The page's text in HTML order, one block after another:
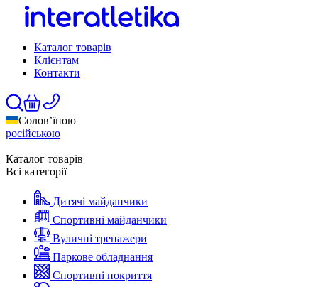
Каталог товарів
Клієнтам
Контакти
Солов’їною
російською
Каталог товарів
Всі категорії
Дитячі майданчики
Спортивні майданчики
Вуличні тренажери
Паркове обладнання
Спортивні покриття